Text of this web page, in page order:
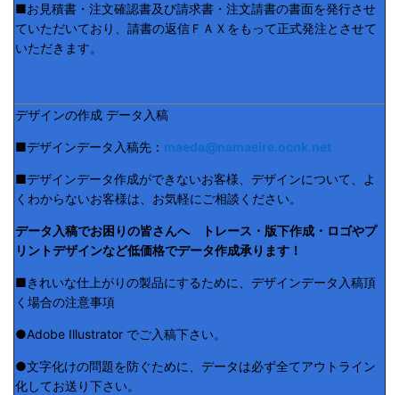
■お見積書・注文確認書及び請求書・注文請書の書面を発行させ
ていただいており、請書の返信ＦＡＸをもって正式発注とさせて
いただきます。
デザインの作成 データ入稿
■デザインデータ入稿先： maeda@namaeire.ocnk.net
■デザインデータ作成ができないお客様、デザインについて、よ
くわからないお客様は、お気軽にご相談ください。
データ入稿でお困りの皆さんへ トレース・版下作成・ロゴやプ
リントデザインなど低価格でデータ作成承ります！
■きれいな仕上がりの製品にするために、デザインデータ入稿頂
く場合の注意事項
●Adobe Illustrator でご入稿下さい。
●文字化けの問題を防ぐために、データは必ず全てアウトライン
化してお送り下さい。